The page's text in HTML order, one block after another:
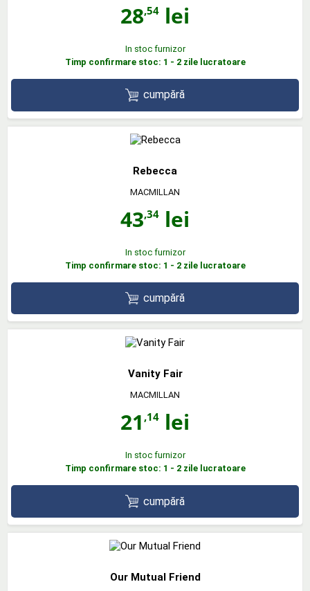
28,54 lei
In stoc furnizor
Timp confirmare stoc: 1 - 2 zile lucratoare
cumpără
Rebecca
MACMILLAN
43,34 lei
In stoc furnizor
Timp confirmare stoc: 1 - 2 zile lucratoare
cumpără
Vanity Fair
MACMILLAN
21 ,14 lei
In stoc furnizor
Timp confirmare stoc: 1 - 2 zile lucratoare
cumpără
Our Mutual Friend